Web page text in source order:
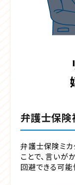
弁護士保
弁護士保険ミカ
ことで、言いが
回避できる可能